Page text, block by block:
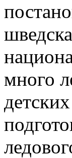
много